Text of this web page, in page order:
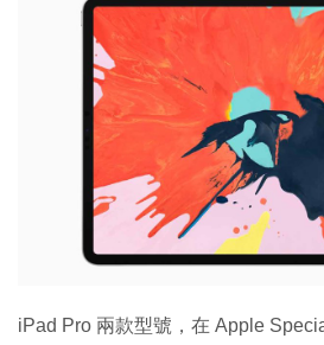
iPad Pro 兩款型號，在 Apple